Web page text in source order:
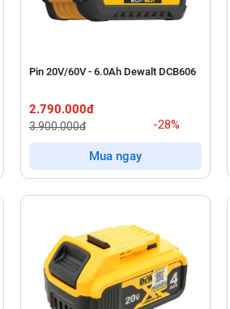
Pin 20V/60V - 6.0Ah Dewalt DCB606
2.790.000đ
3.900.000đ -28%
Mua ngay